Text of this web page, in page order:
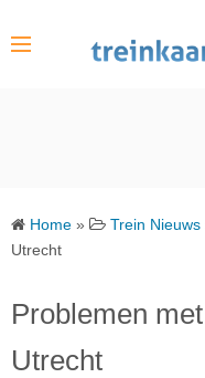
Home » Trein Nieuws
Utrecht
Problemen
Utrecht